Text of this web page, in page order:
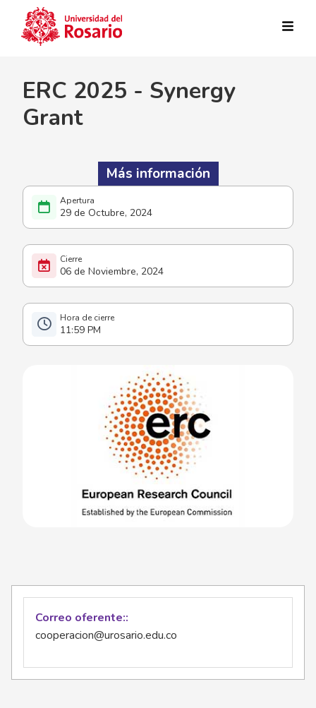
29 de Octubre, 2024
06 de Noviembre, 2024
11:59 PM
ERC 2025 - Synergy
Grant
Más información
Correo oferente:
cooperacion@urosario.edu.co